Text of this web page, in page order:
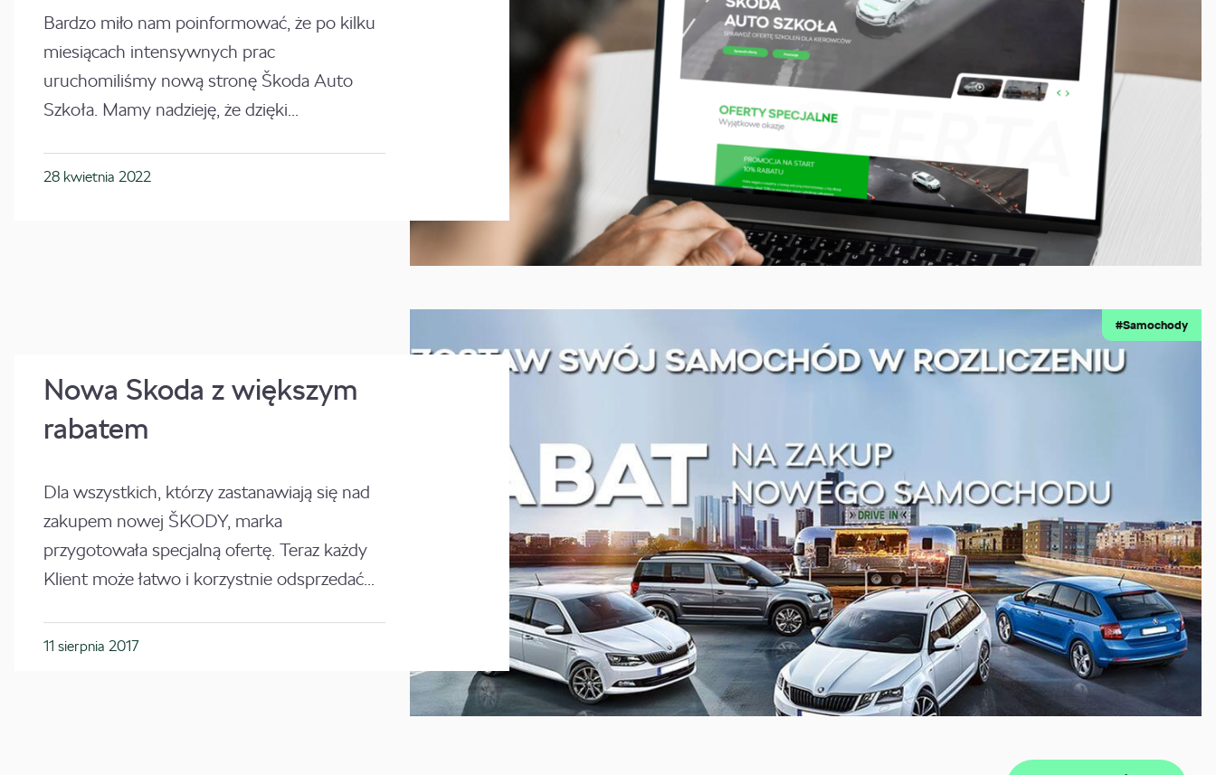
Bardzo miło nam poinformować, że po kilku
miesiącach intensywnych prac
uruchomiliśmy nową stronę Škoda Auto
Szkoła. Mamy nadzieję, że dzięki...
28 kwietnia 2022
Nowa Skoda z większym
rabatem
Dla wszystkich, którzy zastanawiają się nad
zakupem nowej ŠKODY, marka
przygotowała specjalną ofertę. Teraz każdy
Klient może łatwo i korzystnie odsprzedać...
11 sierpnia 2017
#Samochody